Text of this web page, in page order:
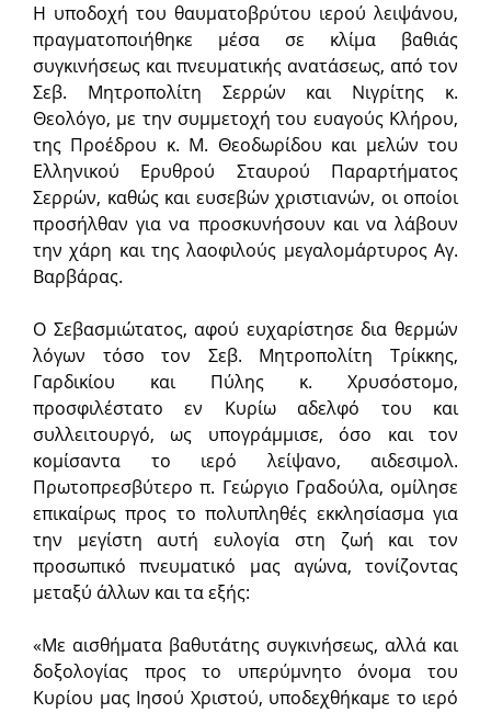
Η υποδοχή του θαυματοβρύτου ιερού λειψάνου,
πραγματοποιήθηκε μέσα σε κλίμα βαθιάς
συγκινήσεως και πνευματικής ανατάσεως, από τον
Σεβ. Μητροπολίτη Σερρών και Νιγρίτης κ.
Θεολόγο, με την συμμετοχή του ευαγούς Κλήρου,
της Προέδρου κ. Μ. Θεοδωρίδου και μελών του
Ελληνικού Ερυθρού Σταυρού Παραρτήματος
Σερρών, καθώς και ευσεβών χριστιανών, οι οποίοι
προσήλθαν για να προσκυνήσουν και να λάβουν
την χάρη και της λαοφιλούς μεγαλομάρτυρος Αγ.
Βαρβάρας.
Ο Σεβασμιώτατος, αφού ευχαρίστησε δια θερμών
λόγων τόσο τον Σεβ. Μητροπολίτη Τρίκκης,
Γαρδικίου και Πύλης κ. Χρυσόστομο,
προσφιλέστατο εν Κυρίω αδελφό του και
συλλειτουργό, ως υπογράμμισε, όσο και τον
κομίσαντα το ιερό λείψανο, αιδεσιμολ.
Πρωτοπρεσβύτερο π. Γεώργιο Γραδούλα, ομίλησε
επικαίρως προς το πολυπληθές εκκλησίασμα για
την μεγίστη αυτή ευλογία στη ζωή και τον
προσωπικό πνευματικό μας αγώνα, τονίζοντας
μεταξύ άλλων και τα εξής:
«Με αισθήματα βαθυτάτης συγκινήσεως, αλλά και
δοξολογίας προς το υπερύμνητο όνομα του
Κυρίου μας Ιησού Χριστού, υποδεχθήκαμε το ιερό